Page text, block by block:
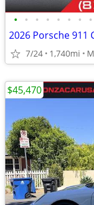
• • • • • • • •
7/24 1,740mi
$45,470